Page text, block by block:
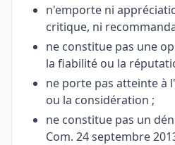
n'emporte ni
critique, ni
ne constitue pas une
la fiabilité ou la
ne porte pas atteinte à
ou la considération ;
ne constitue pas un
Com. 24 septembre